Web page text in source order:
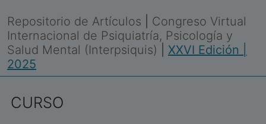
Repositorio de Artículos
Congreso Virtual
Internacional de Psiquiatría, Psicología y
Salud Mental (Interpsiquis)
XXVI Edición |
2025
CURSO